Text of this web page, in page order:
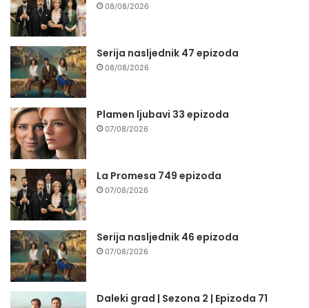
08/08/2026
Serija nasljednik 47 epizoda
08/08/2026
Plamen ljubavi 33 epizoda
07/08/2026
La Promesa 749 epizoda
07/08/2026
Serija nasljednik 46 epizoda
07/08/2026
Daleki grad | Sezona 2 | Epizoda 71